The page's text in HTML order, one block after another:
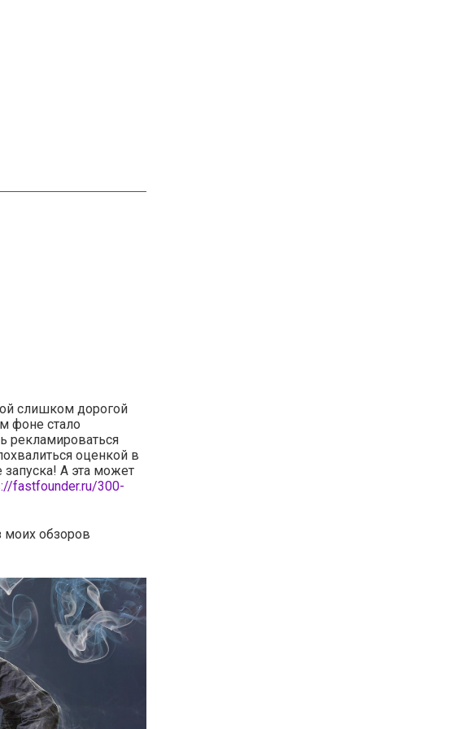
слишком дорогой
фоне стало
рекламироваться
оценкой в
А эта может
fastfounder.ru/300-
моих обзоров